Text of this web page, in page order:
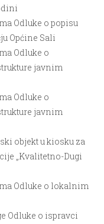
Odluke o popisu
Općine Sali
Odluke o
javnim
Odluke o
javnim
objekt u kiosku za
„Kvalitetno-Dugi
Odluke o lokalnim
Odluke o ispravci